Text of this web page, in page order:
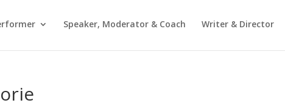
Speaker, Moderator & Coach Writer & Director